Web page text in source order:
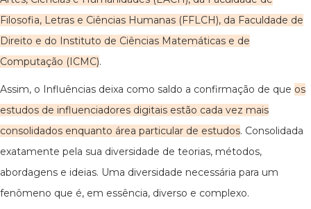
Filosofia, Letras e Ciências Humanas (FFLCH), da Faculdade de
Direito e do Instituto de Ciências Matemáticas e de
Computação (ICMC).
Assim, o Influências deixa como saldo a confirmação de que os
estudos de influenciadores digitais estão cada vez mais
consolidados enquanto área particular de estudos. Consolidada
exatamente pela sua diversidade de teorias, métodos,
abordagens e ideias. Uma diversidade necessária para um
fenômeno que é, em essência, diverso e complexo.